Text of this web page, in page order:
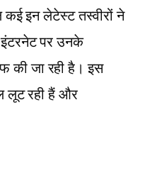
कई इन लेटेस्ट तस्वीरों ने
इंटरनेट पर उनके
की जा रही है। इस
लूट रही हैं और